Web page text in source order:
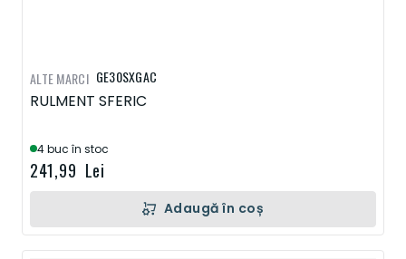
GE30SXGAC
RULMENT SFERIC
4 buc în stoc
241,99 Lei
ALTE MARCI
Adaugă în coș